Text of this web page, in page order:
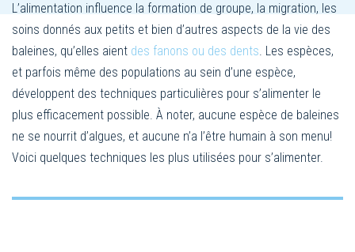
L’alimentation influence la formation de groupe, la migration, les
soins donnés aux petits et bien d’autres aspects de la vie des
baleines, qu’elles aient des fanons ou des dents. Les espèces,
et parfois même des populations au sein d’une espèce,
développent des techniques particulières pour s’alimenter le
plus efficacement possible. À noter, aucune espèce de baleines
ne se nourrit d’algues, et aucune n’a l’être humain à son menu!
Voici quelques techniques les plus utilisées pour s’alimenter.